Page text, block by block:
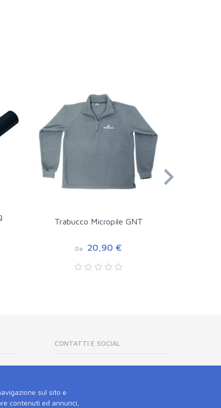
Trabucco Micropile GNT
Da 20,90 €
CONTATTI E SOCIAL
Contatti
sul sito e
contenuti ed annunci,